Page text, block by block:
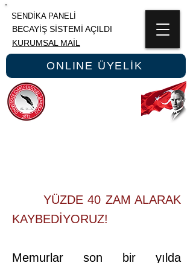
SENDİKA PANELİ
BECAYİŞ SİSTEMİ AÇILDI
KURUMSAL MAİL
ONLINE ÜYELİK
YÜZDE 40 ZAM ALARAK
KAYBEDİYORUZ!
Memurlar son bir yılda